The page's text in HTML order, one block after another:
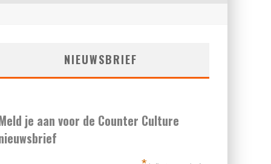
NIEUWSBRIEF
je aan voor de Counter Culture